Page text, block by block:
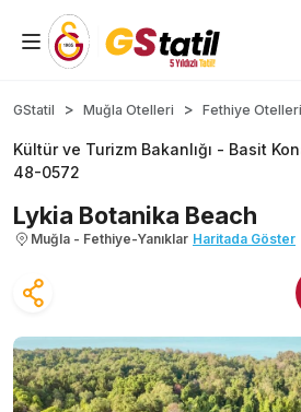
Yurt İçi Oteller
Temalı Oteller
Kıbrıs Otelleri
Yurt Dışı Turlar
GStatil Muğla Otelleri Fethiye Otelleri
Kültür ve Turizm Bakanlığı - Basit
48-0572
Lykia Botanika Beach
Muğla - Fethiye-Yanıklar Haritada Göster